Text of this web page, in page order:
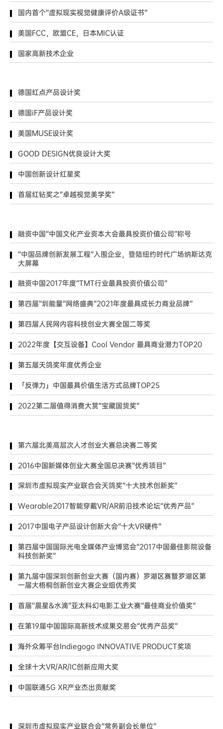
国内首个“虚拟现实视觉健康评价A级证书”
美国FCC，欧盟CE，日本MIC认证
国家高新技术企业
德国红点产品设计奖
德国iF产品设计奖
美国MUSE设计奖
GOOD DESIGN优良设计大奖
中国创新设计红星奖
首届红钻奖之“卓越视觉美学奖”
融资中国“中国文化产业资本大会最具投资价值公司”称号
“中国品牌创新发展工程”入围企业，登陆纽约时代广场纳斯达克
大屏幕
融资中国2017年度“TMT行业最具投资价值公司”
第四届“圳能量”网络盛典“2021年度最具成长力商业品牌”
第四届人民网内容科技创业大赛全国二等奖
2022年度【交互设备】Cool Vendor 最具商业潜力TOP20
第五届天鸽奖年度优秀企业
「反弹力」中国最具价值生活方式品牌TOP25
2022第二届值得消费大赏“宝藏国货奖”
第六届北美高层次人才创业大赛总决赛二等奖
2016中国新媒体创业大赛全国总决赛“优秀项目”
深圳市虚拟现实产业联合会天鸽奖“十大技术创新奖”
Wearable2017智能穿戴VR/AR前沿技术论坛“优秀产品”
2017中国电子产品设计创新大会“十大VR硬件”
第四届中国国际光电全媒体产业博览会“2017中国最佳影院设备
科技创新奖”
第九届中国深圳创新创业大赛（国内赛）罗湖区赛暨罗湖区第
一届大梧桐创新创业大赛企业组优秀奖
首届“晨星&水滴”亚太科幻电影工业大赛“最佳商业价值奖”
在第19届中国国际高新技术成果交易会“优秀产品奖”
海外众筹平台Indiegogo INNOVATIVE PRODUCT奖项
全球十大VR/AR/IC创新应用大奖
中国联通5G XR产业杰出贡献奖
深圳市虚拟现实产业联合会“常务副会长单位”